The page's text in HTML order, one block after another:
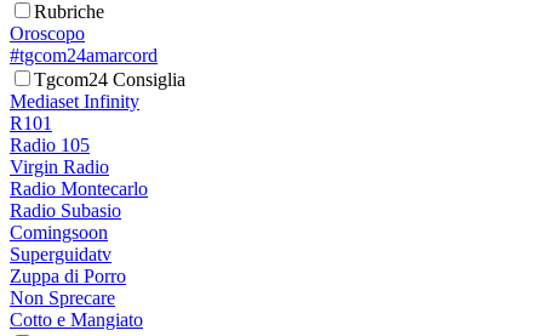
Rubriche
Oroscopo
#tgcom24amarcord
Tgcom24 Consiglia
Mediaset Infinity
R101
Radio 105
Virgin Radio
Radio Montecarlo
Radio Subasio
Comingsoon
Superguidatv
Zuppa di Porro
Non Sprecare
Cotto e Mangiato